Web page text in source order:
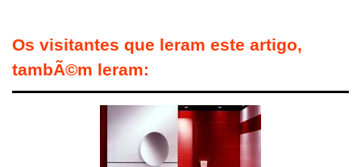
Os visitantes que leram este artigo,
tambÃ©m leram: